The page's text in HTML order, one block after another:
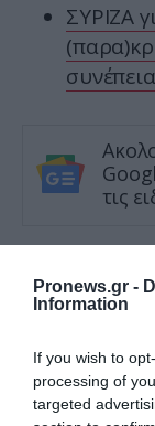
Pronews.gr -
Information
If you wish to
processing of
targeted
ΣΥΡΙΖΑ
τις
TAGS:
Δείτε μας
Twitch,X,